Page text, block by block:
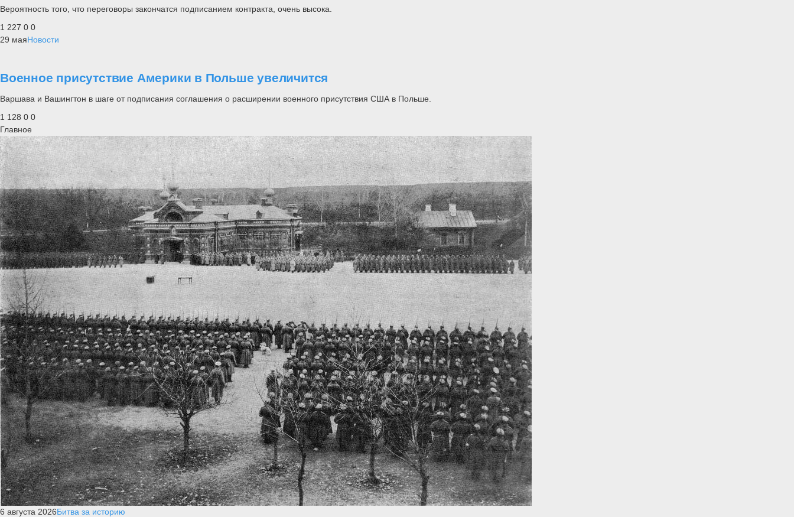
Вероятность того, что переговоры закончатся подписанием контракта, очень высока.
1 227 0 0
29 маяНовости
Военное присутствие Америки в Польше увеличится
Варшава и Вашингтон в шаге от подписания соглашения о расширении военного присутствия США в Польше.
1 128 0 0
Главное
6 августа 2026Битва за историю